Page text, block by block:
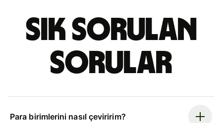
Sık sorulan
sorular
Para birimlerini nasıl çeviririm?